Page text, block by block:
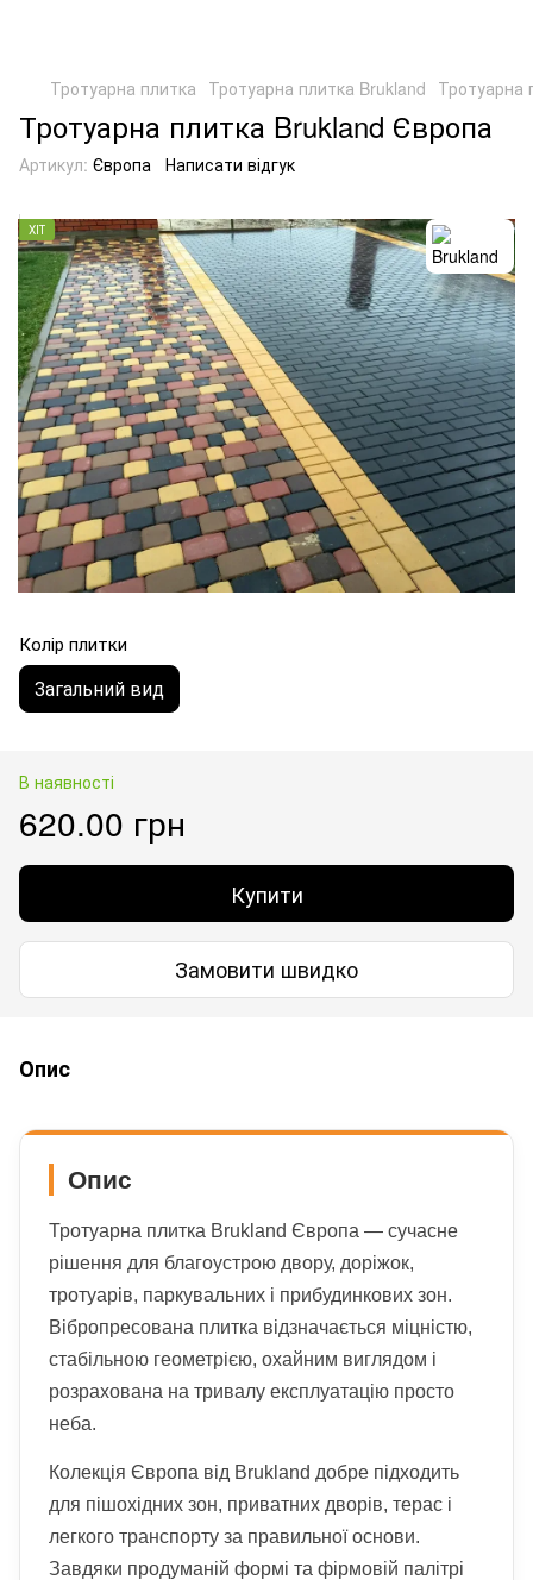
Тротуарна плитка Тротуарна плитка Brukland Тротуарна
Тротуарна плитка Brukland Європа
Артикул: Європа Написати відгук
ХІТ
Колір плитки
Загальний вид
В наявності
620.00 грн
Купити
Замовити швидко
Опис
Опис
Тротуарна плитка Brukland Європа — сучасне
рішення для благоустрою двору, доріжок,
тротуарів, паркувальних і прибудинкових зон.
Вібропресована плитка відзначається міцністю,
стабільною геометрією, охайним виглядом і
розрахована на тривалу експлуатацію просто
неба.
Колекція Європа від Brukland добре підходить
для пішохідних зон, приватних дворів, терас і
легкого транспорту за правильної основи.
Завдяки продуманій формі та фірмовій палітрі